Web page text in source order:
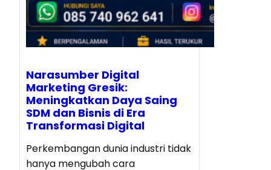
Narasumber Digital
Marketing Gresik:
Meningkatkan Daya Saing
SDM dan Bisnis di Era
Transformasi Digital
Perkembangan dunia industri tidak
hanya mengubah cara